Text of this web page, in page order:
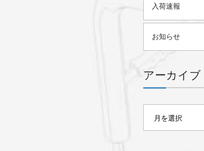
入荷速報
お知らせ
アーカイブ